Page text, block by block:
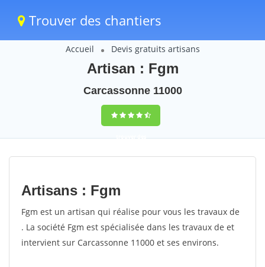
Trouver des chantiers
Accueil Devis gratuits artisans
Artisan : Fgm
Carcassonne 11000
trouver des
chantiers
4,8 (100%) 255
Artisans : Fgm
Fgm est un artisan qui réalise pour vous les travaux de
. La société Fgm est spécialisée dans les travaux de et
intervient sur Carcassonne 11000 et ses environs.